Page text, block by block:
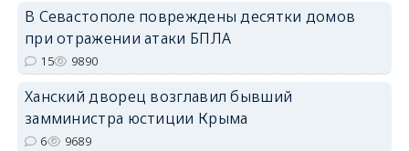
В Севастополе повреждены десятки домов
при отражении атаки БПЛА
15 9890
Ханский дворец возглавил бывший
замминистра юстиции Крыма
6 9689